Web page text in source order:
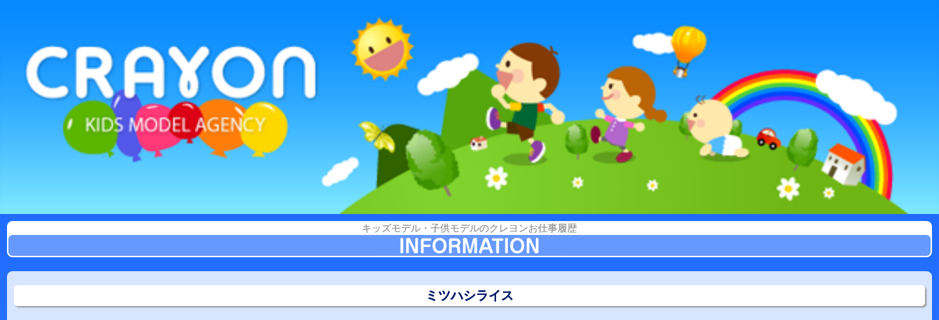
キッズモデル・子供モデルのクレヨンお仕事履歴
ミツハシライス